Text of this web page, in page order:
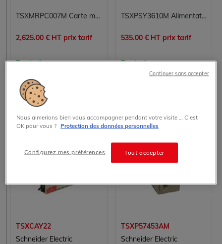
TSXMRPC007M Carte mémoire SRAM PCMCIA configurable 7 Mo - Extension mémoire Modicon Premium Schneider Electric
2,625.00 € HT prix tarif
En stock
Voir les détails
TSXPSY3610M Alimentation Modicon Premium Schneider Electric
535.00 € HT prix tarif
En stock
TSXCAY22
Schneider Electric
TSXP57453AM
Schneider Electric
Nous aimerions bien vous accompagner pendant votre visite … C’est
OK pour vous ? Protection des données personnelles
Tout accepter
Configurez mes préférences
Continuer sans accepter